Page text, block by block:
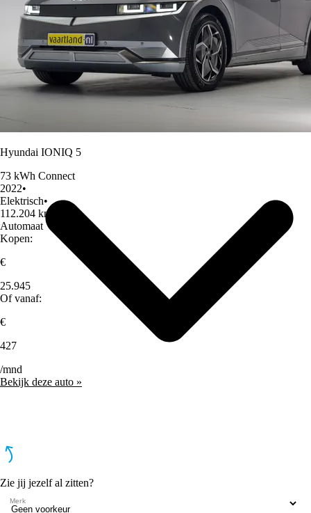
Hyundai IONIQ 5
73 kWh Connect
2022•
Elektrisch•
112.204 km
Automaat
Kopen:
€
25.945
Of vanaf:
€
427
/mnd
Bekijk deze auto »
Zie jij jezelf al zitten?
Merk